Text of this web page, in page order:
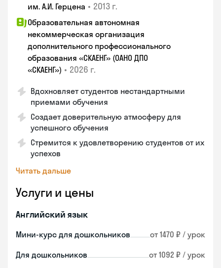
им. А.И. Герцена • 2013 г.
Образовательная автономная
некоммерческая организация
дополнительного профессионального
образования «СКАЕНГ» (ОАНО ДПО
«СКАЕНГ») • 2026 г.
Вдохновляет студентов нестандартными
приемами обучения
Создает доверительную атмосферу для
успешного обучения
Стремится к удовлетворению студентов от их
успехов
Читать дальше
Услуги и цены
Английский язык
Мини-курс для дошкольников от 1470 ₽ / урок
Для дошкольников от 1092 ₽ / урок